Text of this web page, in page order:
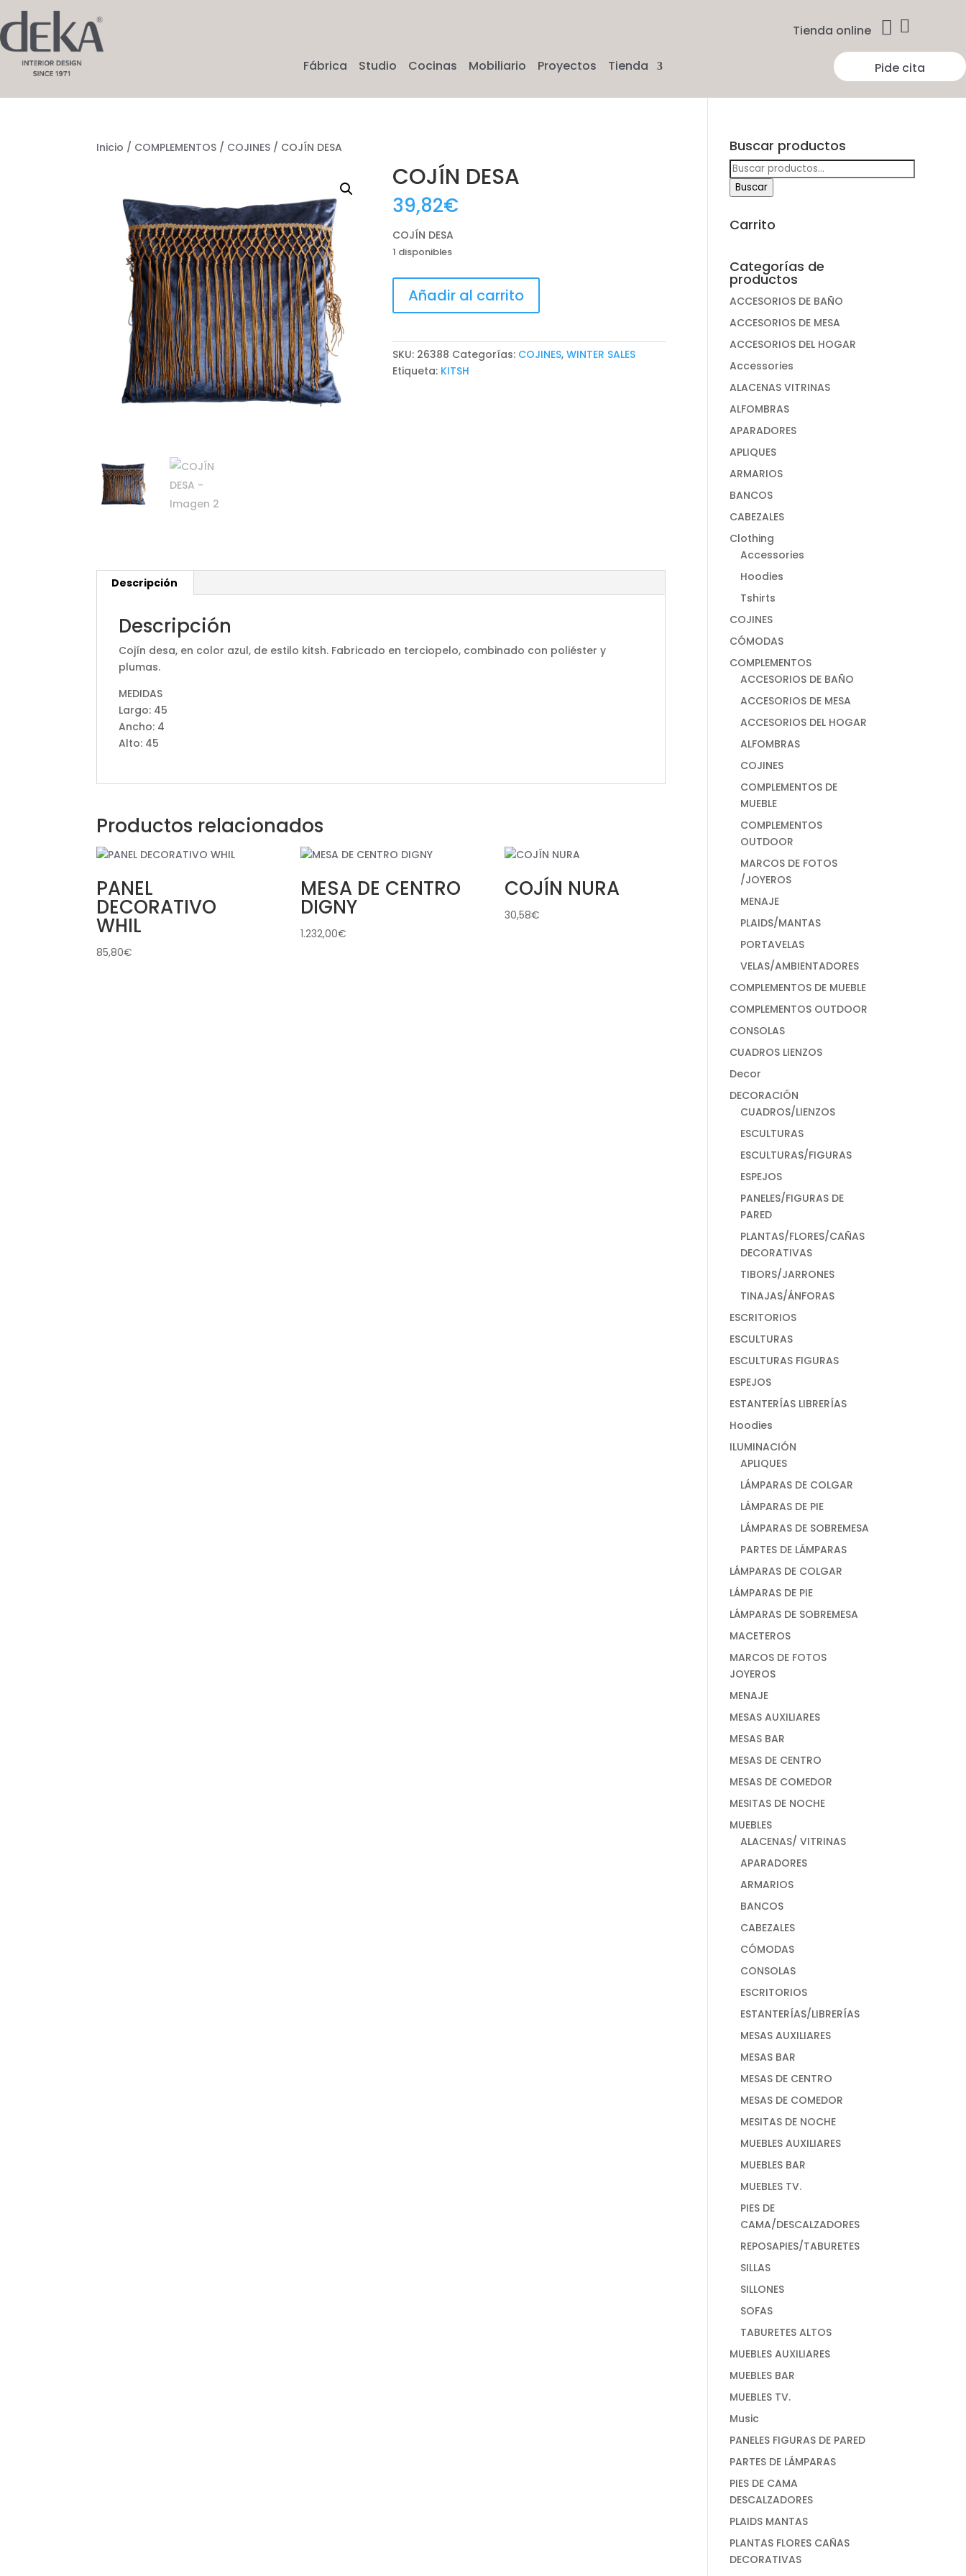
Tienda online  
Fábrica Studio Cocinas Mobiliario Proyectos Tienda Pide cita
Inicio / COMPLEMENTOS / COJINES / COJÍN DESA
COJÍN DESA
39,82€
COJÍN DESA
1 disponibles
DESA
cantidad
Añadir al carrito
SKU: 26388 Categorías: COJINES,WINTER SALES
Etiqueta: KITSH
Descripción
Descripción
Cojín desa, en color azul, de estilo kitsh. Fabricado en terciopelo, combinado con poliéster y
plumas.
MEDIDAS
Largo: 45
Ancho: 4
Alto: 45
Productos relacionados
PANEL
DECORATIVO
WHIL
85,80€
MESA DE CENTRO
DIGNY
1.232,00€
COJÍN NURA
30,58€
Buscar productos
Buscar
por:
Buscar
Carrito
Categorías de
productos
ACCESORIOS DE BAÑO
ACCESORIOS DE MESA
ACCESORIOS DEL HOGAR
Accessories
ALACENAS VITRINAS
ALFOMBRAS
APARADORES
APLIQUES
ARMARIOS
BANCOS
CABEZALES
Clothing
Accessories
Hoodies
Tshirts
COJINES
CÓMODAS
COMPLEMENTOS
ACCESORIOS DE BAÑO
ACCESORIOS DE MESA
ACCESORIOS DEL HOGAR
ALFOMBRAS
COJINES
COMPLEMENTOS DE
MUEBLE
COMPLEMENTOS
OUTDOOR
MARCOS DE FOTOS
/JOYEROS
MENAJE
PLAIDS/MANTAS
PORTAVELAS
VELAS/AMBIENTADORES
COMPLEMENTOS DE MUEBLE
COMPLEMENTOS OUTDOOR
CONSOLAS
CUADROS LIENZOS
Decor
DECORACIÓN
CUADROS/LIENZOS
ESCULTURAS
ESCULTURAS/FIGURAS
ESPEJOS
PANELES/FIGURAS DE
PARED
PLANTAS/FLORES/CAÑAS
DECORATIVAS
TIBORS/JARRONES
TINAJAS/ÁNFORAS
ESCRITORIOS
ESCULTURAS
ESCULTURAS FIGURAS
ESPEJOS
ESTANTERÍAS LIBRERÍAS
Hoodies
ILUMINACIÓN
APLIQUES
LÁMPARAS DE COLGAR
LÁMPARAS DE PIE
LÁMPARAS DE SOBREMESA
PARTES DE LÁMPARAS
LÁMPARAS DE COLGAR
LÁMPARAS DE PIE
LÁMPARAS DE SOBREMESA
MACETEROS
MARCOS DE FOTOS
JOYEROS
MENAJE
MESAS AUXILIARES
MESAS BAR
MESAS DE CENTRO
MESAS DE COMEDOR
MESITAS DE NOCHE
MUEBLES
ALACENAS/ VITRINAS
APARADORES
ARMARIOS
BANCOS
CABEZALES
CÓMODAS
CONSOLAS
ESCRITORIOS
ESTANTERÍAS/LIBRERÍAS
MESAS AUXILIARES
MESAS BAR
MESAS DE CENTRO
MESAS DE COMEDOR
MESITAS DE NOCHE
MUEBLES AUXILIARES
MUEBLES BAR
MUEBLES TV.
PIES DE
CAMA/DESCALZADORES
REPOSAPIES/TABURETES
SILLAS
SILLONES
SOFAS
TABURETES ALTOS
MUEBLES AUXILIARES
MUEBLES BAR
MUEBLES TV.
Music
PANELES FIGURAS DE PARED
PARTES DE LÁMPARAS
PIES DE CAMA
DESCALZADORES
PLAIDS MANTAS
PLANTAS FLORES CAÑAS
DECORATIVAS